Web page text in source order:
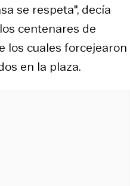
se respeta", decía
centenares de
los cuales forcejearon
en la plaza.